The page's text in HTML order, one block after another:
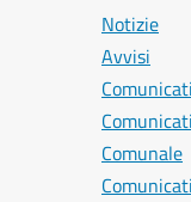
Notizie
Avvisi
Comunicati
Comunale